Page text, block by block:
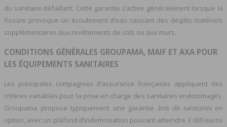
du sanitaire défaillant. Cette garantie s’active généralement lorsque la
fissure provoque un écoulement d’eau causant des dégâts matériels
supplémentaires aux revêtements de sols ou aux murs.
CONDITIONS GÉNÉRALES GROUPAMA, MAIF ET AXA POUR
LES ÉQUIPEMENTS SANITAIRES
Les principales compagnies d’assurance françaises appliquent des
critères variables pour la prise en charge des sanitaires endommagés.
Groupama propose typiquement une garantie bris de sanitaires en
option, avec un plafond d’indemnisation pouvant atteindre 3 000 euros